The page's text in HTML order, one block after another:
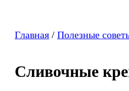
Главная / Полезные
Сливочные